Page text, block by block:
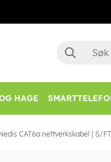
HAGE
CAT6a nettverkskabel | S/